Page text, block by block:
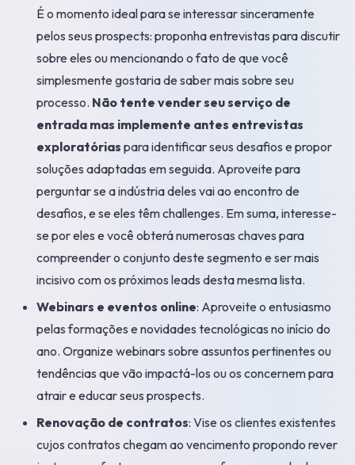
É o momento ideal para se interessar sinceramente
pelos seus prospects: proponha entrevistas para discutir
sobre eles ou mencionando o fato de que você
simplesmente gostaria de saber mais sobre seu
processo. Não tente vender seu serviço de
entrada mas implemente antes entrevistas
exploratórias para identificar seus desafios e propor
soluções adaptadas em seguida. Aproveite para
perguntar se a indústria deles vai ao encontro de
desafios, e se eles têm challenges. Em suma, interesse-
se por eles e você obterá numerosas chaves para
compreender o conjunto deste segmento e ser mais
incisivo com os próximos leads desta mesma lista.
Webinars e eventos online: Aproveite o entusiasmo
pelas formações e novidades tecnológicas no início do
ano. Organize webinars sobre assuntos pertinentes ou
tendências que vão impactá-los ou os concernem para
atrair e educar seus prospects.
Renovação de contratos: Vise os clientes existentes
cujos contratos chegam ao vencimento propondo rever